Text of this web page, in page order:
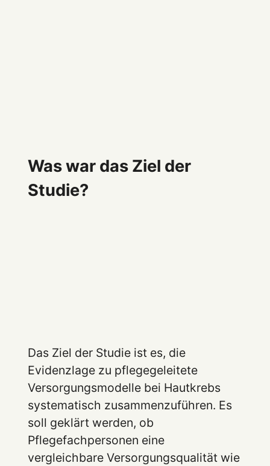
Was war das Ziel der
Studie?
Das Ziel der Studie ist es, die
Evidenzlage zu pflegegeleitete
Versorgungsmodelle bei Hautkrebs
systematisch zusammenzuführen. Es
soll geklärt werden, ob
Pflegefachpersonen eine
vergleichbare Versorgungsqualität wie